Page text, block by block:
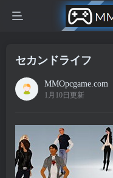
セカンドライフ
MMOpcgame.com
1月10日更新